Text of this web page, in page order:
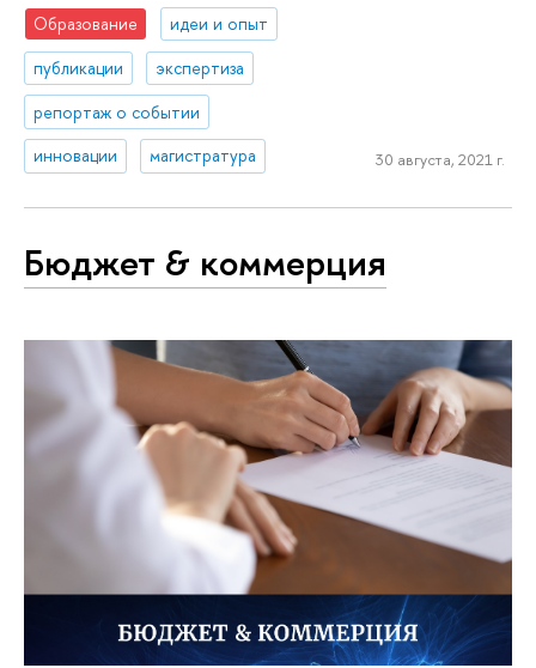
Образование
идеи и опыт
публикации
экспертиза
репортаж о событии
инновации
магистратура 30 августа, 2021 г.
Бюджет & коммерция